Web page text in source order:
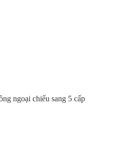
ngoại chiếu sang 5 cấp